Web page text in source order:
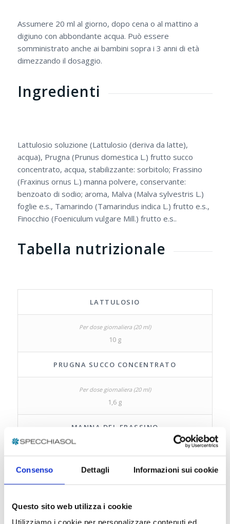
Consenso Dettagli Informazioni sui cookie
Questo sito web utilizza i cookie
Utilizziamo i cookie per personalizzare contenuti ed
Assumere 20 ml al giorno, dopo cena o al mattino a
digiuno con abbondante acqua. Può essere
somministrato anche ai bambini sopra i 3 anni di età
dimezzando il dosaggio.
Ingredienti
Lattulosio soluzione (Lattulosio (deriva da latte),
acqua), Prugna (Prunus domestica L.) frutto succo
concentrato, acqua, stabilizzante: sorbitolo; Frassino
(Fraxinus ornus L.) manna polvere, conservante:
benzoato di sodio; aroma, Malva (Malva sylvestris L.)
foglie e.s., Tamarindo (Tamarindus indica L.) frutto e.s.,
Finocchio (Foeniculum vulgare Mill.) frutto e.s..
Tabella nutrizionale
LATTULOSIO
10 g
PRUGNA SUCCO CONCENTRATO
1,6 g
MANNA DEL FRASSINO
150 mg